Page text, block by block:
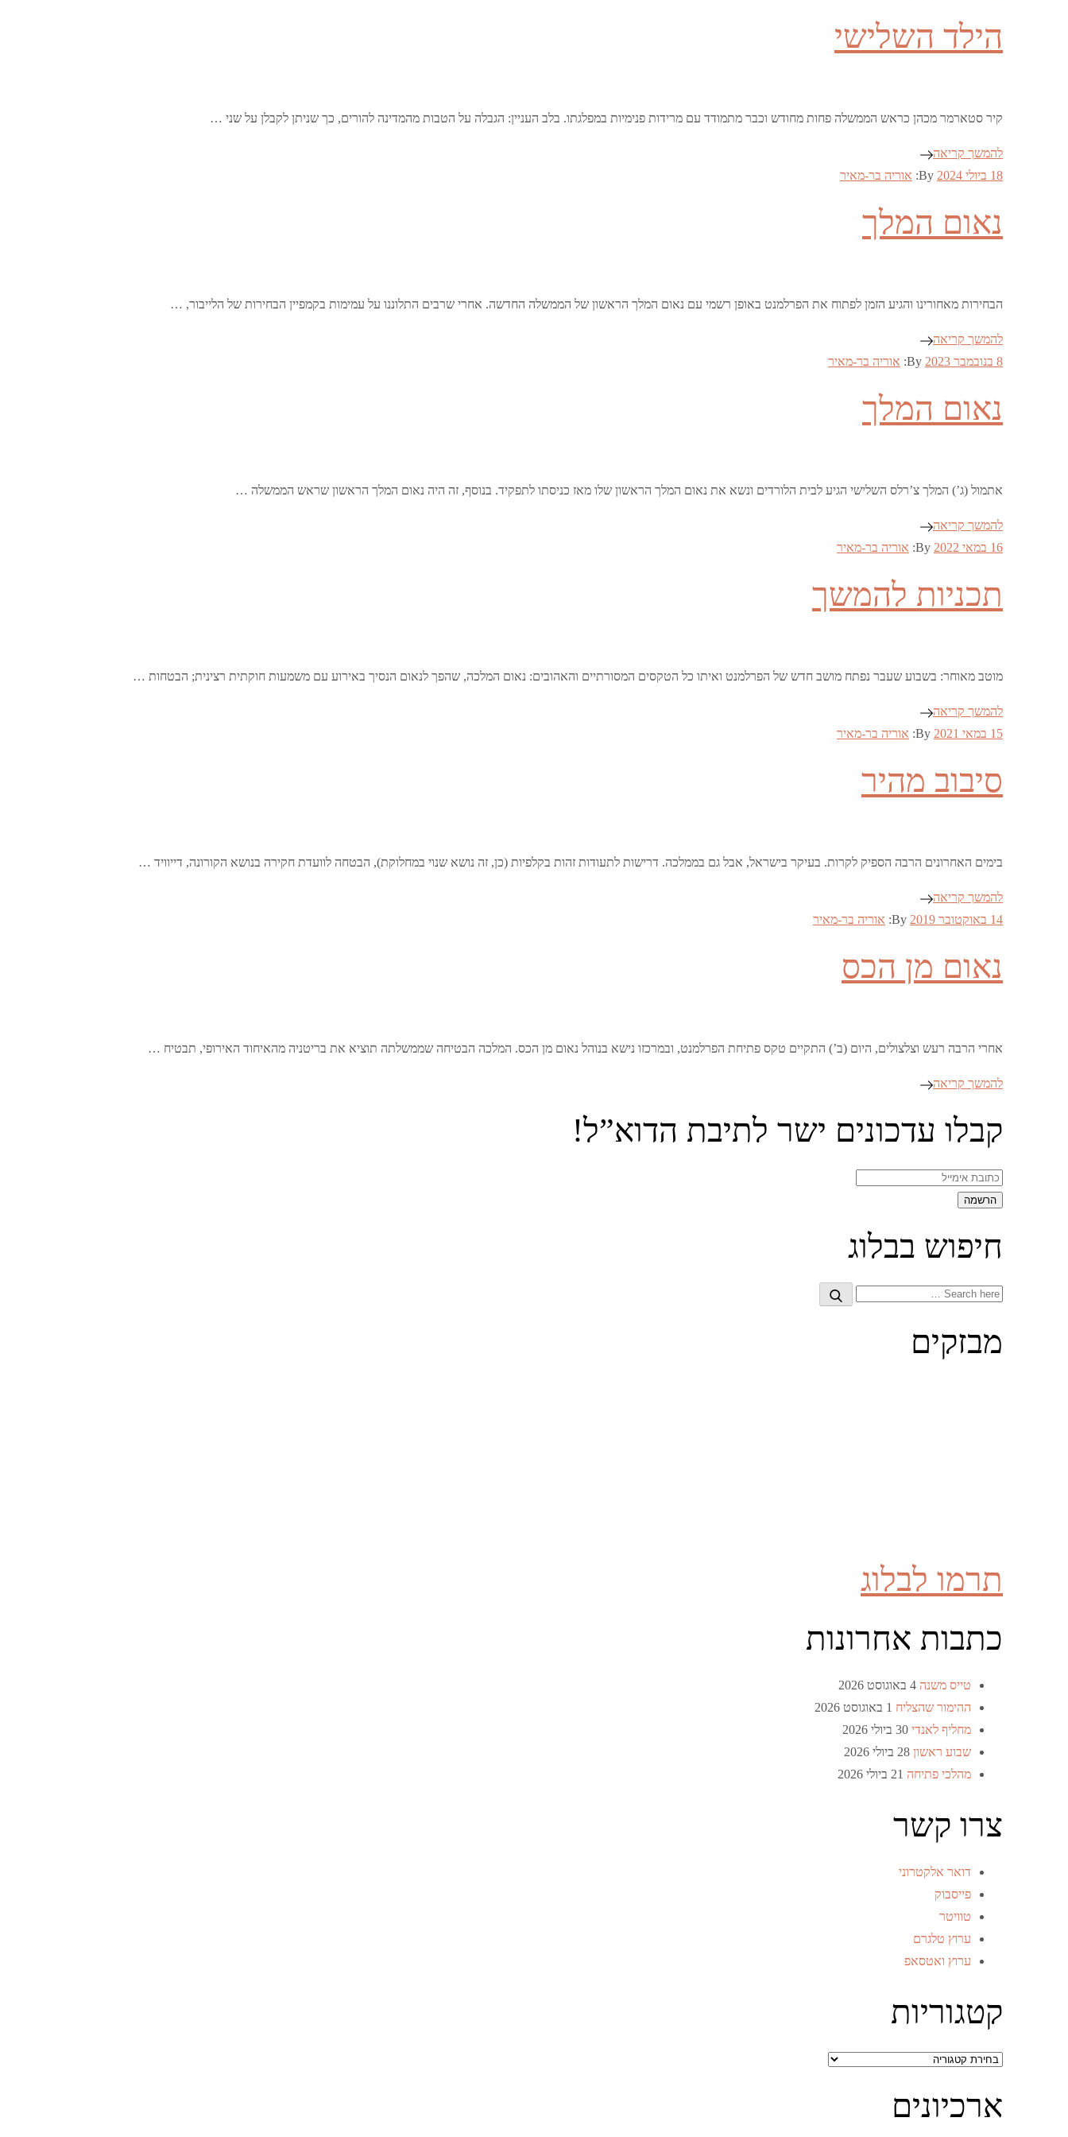
הילד השלישי
קיר סטארמר מכהן כראש הממשלה פחות מחודש וכבר מתמודד עם מרידות פנימיות במפלגתו. בלב העניין: הגבלה על הטבות מהמדינה להורים, כך שניתן לקבלן על שני …
להמשך קריאה
Posted
18 ביולי 2024 By: אוריה בר-מאיר
נאום המלך
הבחירות מאחורינו והגיע הזמן לפתוח את הפרלמנט באופן רשמי עם נאום המלך הראשון של הממשלה החדשה. אחרי שרבים התלוננו על עמימות בקמפיין הבחירות של הלייבור, …
להמשך קריאה
Posted
8 בנובמבר 2023 By: אוריה בר-מאיר
נאום המלך
אתמול (ג’) המלך צ’רלס השלישי הגיע לבית הלורדים ונשא את נאום המלך הראשון שלו מאז כניסתו לתפקיד. בנוסף, זה היה נאום המלך הראשון שראש הממשלה …
להמשך קריאה
Posted
16 במאי 2022 By: אוריה בר-מאיר
תכניות להמשך
מוטב מאוחר: בשבוע שעבר נפתח מושב חדש של הפרלמנט ואיתו כל הטקסים המסורתיים והאהובים: נאום המלכה, שהפך לנאום הנסיך באירוע עם משמעות חוקתית רצינית; הבטחות …
להמשך קריאה
Posted
15 במאי 2021 By: אוריה בר-מאיר
סיבוב מהיר
בימים האחרונים הרבה הספיק לקרות. בעיקר בישראל, אבל גם בממלכה. דרישות לתעודות זהות בקלפיות (כן, זה נושא שנוי במחלוקת), הבטחה לוועדת חקירה בנושא הקורונה, דייוויד …
להמשך קריאה
Posted
14 באוקטובר 2019 By: אוריה בר-מאיר
נאום מן הכס
אחרי הרבה רעש וצלצולים, היום (ב’) התקיים טקס פתיחת הפרלמנט, ובמרכזו נישא בנוהל נאום מן הכס. המלכה הבטיחה שממשלתה תוציא את בריטניה מהאיחוד האירופי, תבטיח …
להמשך קריאה
קבלו עדכונים ישר לתיבת הדוא”ל!
חיפוש בבלוג
Search
Search
מבזקים
תרמו לבלוג
כתבות אחרונות
טייס משנה 4 באוגוסט 2026
ההימור שהצליח 1 באוגוסט 2026
מחליף לאנדי 30 ביולי 2026
שבוע ראשון 28 ביולי 2026
מהלכי פתיחה 21 ביולי 2026
צרו קשר
דואר אלקטרוני
פייסבוק
טוויטר
ערוץ טלגרם
ערוץ ואטסאפ
קטגוריות
קטגוריות
ארכיונים